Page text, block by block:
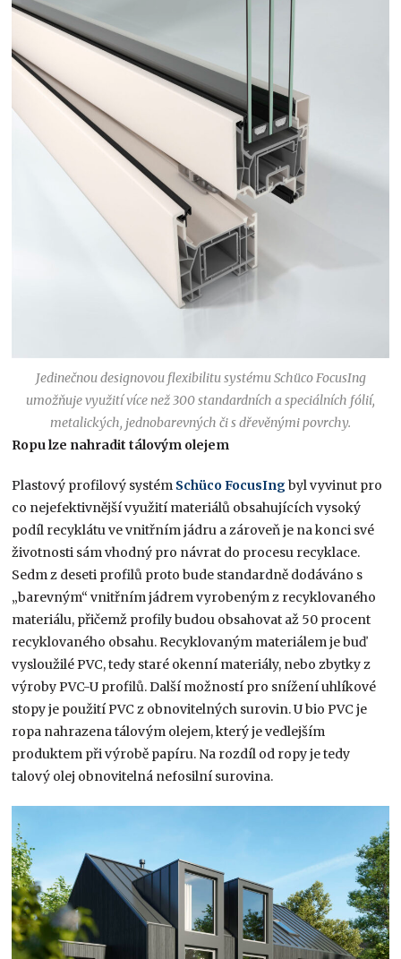
Jedinečnou designovou flexibilitu systému Schüco FocusIng
umožňuje využití více než 300 standardních a speciálních fólií,
metalických, jednobarevných či s dřevěnými povrchy.
Ropu lze nahradit tálovým olejem
Plastový profilový systém Schüco FocusIngbyl vyvinut pro
co nejefektivnější využití materiálů obsahujících vysoký
podíl recyklátu ve vnitřním jádru a zároveň je na konci své
životnosti sám vhodný pro návrat do procesu recyklace.
Sedm z deseti profilů proto bude standardně dodáváno s
„barevným“ vnitřním jádrem vyrobeným z recyklovaného
materiálu, přičemž profily budou obsahovat až 50 procent
recyklovaného obsahu. Recyklovaným materiálem je buď
vysloužilé PVC, tedy staré okenní materiály, nebo zbytky z
výroby PVC-U profilů. Další možností pro snížení uhlíkové
stopy je použití PVC z obnovitelných surovin. U bio PVC je
ropa nahrazena tálovým olejem, který je vedlejším
produktem při výrobě papíru. Na rozdíl od ropy je tedy
talový olej obnovitelná nefosilní surovina.